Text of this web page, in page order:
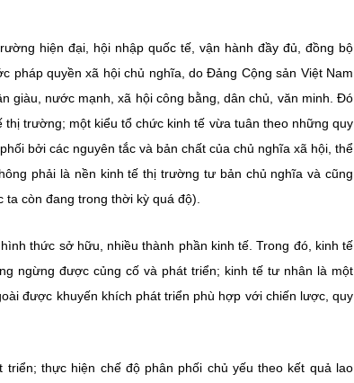
hiện đại, hội nhập quốc tế, vận hành đầy đủ, đồng bộ
pháp quyền xã hội chủ nghĩa, do Đảng Cộng sản Việt Nam
giàu, nước mạnh, xã hội công bằng, dân chủ, văn minh. Đó
trường; một kiểu tổ chức kinh tế vừa tuân theo những quy
bởi các nguyên tắc và bản chất của chủ nghĩa xã hội, thể
phải là nền kinh tế thị trường tư bản chủ nghĩa và cũng
còn đang trong thời kỳ quá độ).
thức sở hữu, nhiều thành phần kinh tế. Trong đó, kinh tế
ngừng được củng cố và phát triển; kinh tế tư nhân là một
được khuyến khích phát triển phù hợp với chiến lược, quy
thực hiện chế độ phân phối chủ yếu theo kết quả lao